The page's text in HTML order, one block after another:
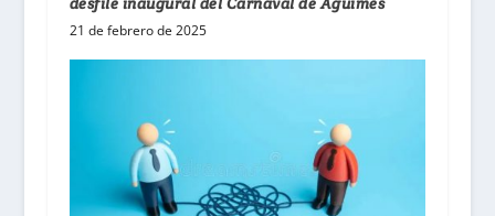
21 de febrero de 2025